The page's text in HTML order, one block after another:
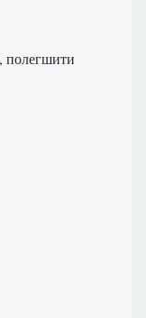
полегшити